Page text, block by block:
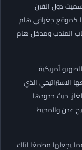
سميت دول القرن
كموقع جغرافي هام
المندب ومدخل هام
أمريكية
الاستراتيجي الذي
حيث حدودها
عدن والمحيط
يجعلها مطمعًا لتلك